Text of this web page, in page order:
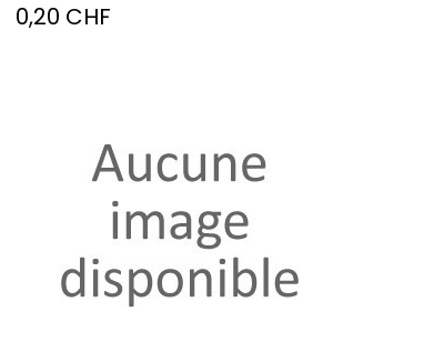
0,20 CHF